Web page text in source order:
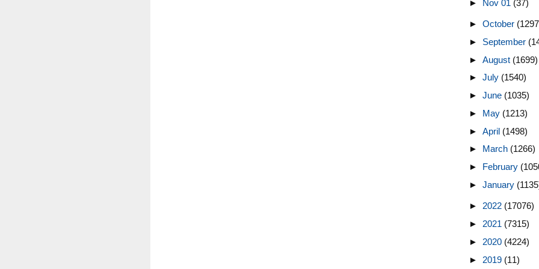
► Nov 01 (37)
► October
► September
► August (1699)
► July (1540)
► June (1035)
► May (1213)
► April (1498)
► March (1266)
► February
► January
► 2022 (17076)
► 2021 (7315)
► 2020 (4224)
► 2019 (11)